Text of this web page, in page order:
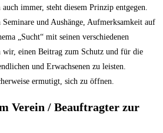
immer, steht diesem Prinzip entgegen.
und Aushänge, Aufmerksamkeit auf
„Sucht“ mit seinen verschiedenen
einen Beitrag zum Schutz und für die
und Erwachsenen zu leisten.
ermutigt, sich zu öffnen.
Verein / Beauftragter zur